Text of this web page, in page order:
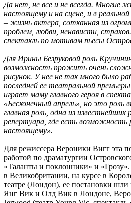
Да нет, не все и не всегда. Многие
настоящему и на сцене, и в
– жизнь актера, сотканная из
проблем, любви, ненависти,
спектакль по мотивам пьесы
Для Ирины Безруковой роль
возможность прожить очень
рисунок. У нее не так много было
последней ее театральной
играет маму главного героя в
«Бесконечный апрель», но это роль
главная роль, одна из известнейших
репертуара, где есть возможность
настоящему».
Для режиссера Вероники Вигг эта
работой по драматургии
«Таланты и поклонники» и
в Великобритании, на курсе в
театре (Лондон), ее постановки шли
Янг Вик и Олд Вик в Лондоне,